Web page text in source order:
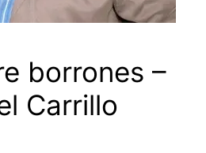
borrones –
Carrillo